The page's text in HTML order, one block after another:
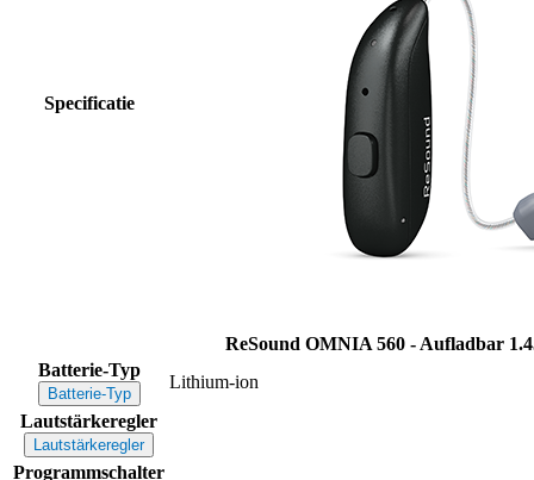
Specificatie
ReSound OMNIA 560 - Aufladbar
Batterie-Typ
Batterie-Typ
Lithium-ion
Lautstärkeregler
Lautstärkeregler
Programmschalter